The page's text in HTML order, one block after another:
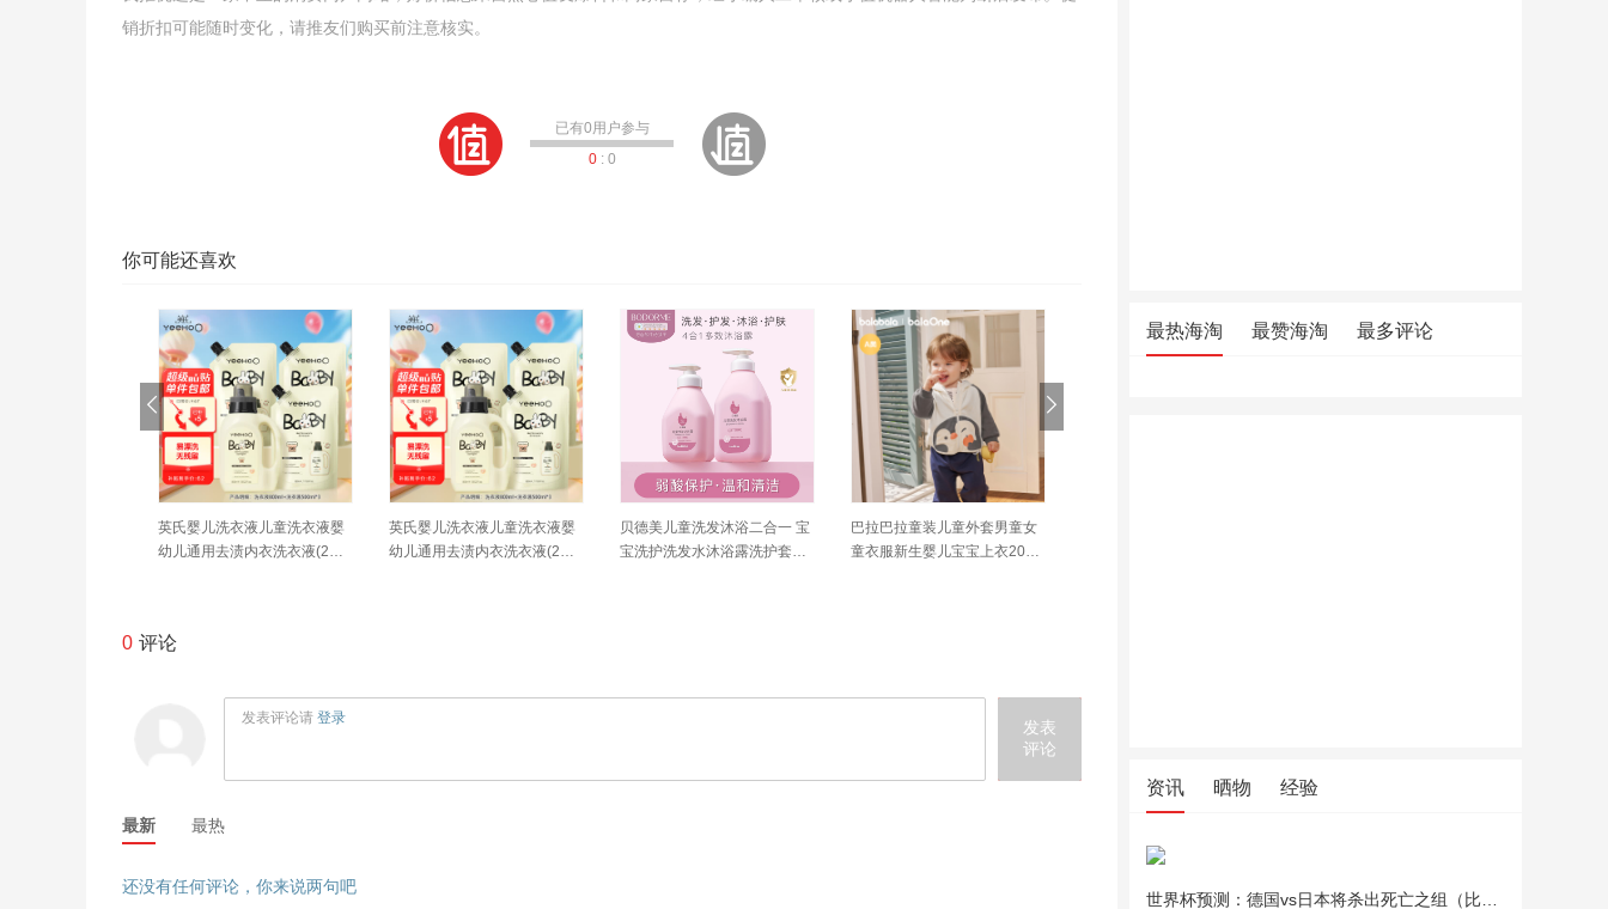
销折扣可能随时变化，请推友们购买前注意核实。
已有0用户参与
0: 0
你可能还喜欢
英氏婴儿洗衣液儿童洗衣液婴
幼儿通用去渍内衣洗衣液(2瓶3
英氏婴儿洗衣液儿童洗衣液婴
幼儿通用去渍内衣洗衣液(2瓶3
贝德美儿童洗发沐浴二合一 宝
宝洗护洗发水沐浴露洗护套装
巴拉巴拉童装儿童外套男童女
童衣服新生婴儿宝宝上衣2026
0 评论
发表评论请 登录
发表
评论
最新 最热
还没有任何评论，你来说两句吧
最热海淘 最赞海淘 最多评论
资讯 晒物 经验